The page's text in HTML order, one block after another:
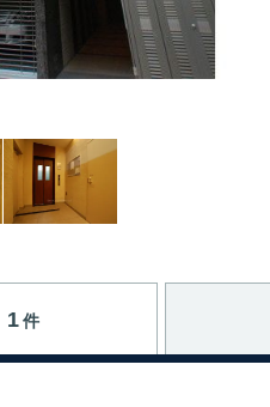
1 件